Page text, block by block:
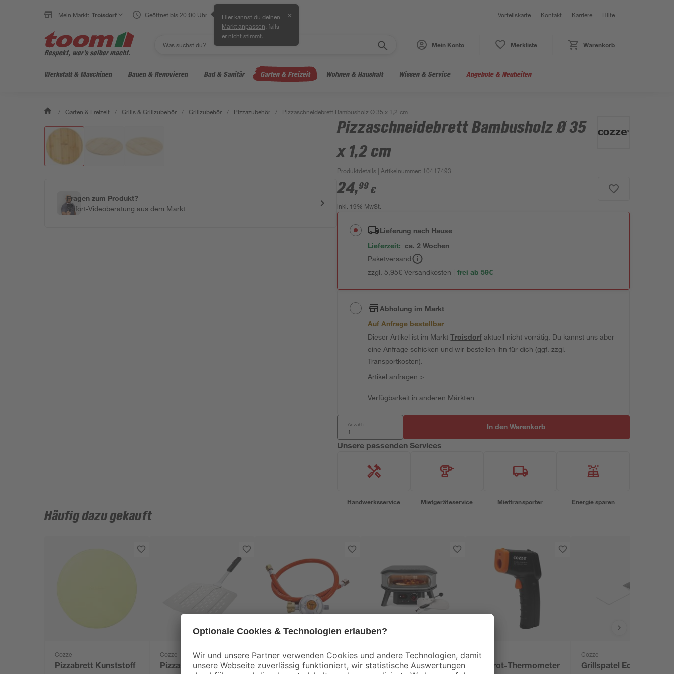
Mein Markt: Troisdorf Geöffnet bis 20:00 Uhr Hier kannst du deinen
Markt anpassen , falls
er nicht stimmt.
✕ Vorteilskarte Kontakt Karriere Hilfe
Mein Konto Merkliste Warenkorb
Werkstatt & Maschinen Bauen & Renovieren Bad & Sanitär Garten & Freizeit Wohnen & Haushalt Wissen & Service Angebote & Neuheiten
/ Garten & Freizeit / Grills & Grillzubehör / Grillzubehör / Pizzazubehör / Pizzaschneidebrett Bambusholz Ø 35 x 1,2 cm
Fragen zum Produkt?
Sofort-Videoberatung aus dem Markt
Pizzaschneidebrett Bambusholz Ø 35
x 1,2 cm
Produktdetails | Artikelnummer: 10417493
24,99 €
inkl. 19% MwSt.
Lieferung nach Hause
Lieferzeit: ca. 2 Wochen
Paketversand
zzgl. 5,95€ Versandkosten | frei ab 59€
Abholung im Markt
Auf Anfrage bestellbar
Dieser Artikel ist im MarktTroisdorfaktuell nicht vorrätig. Du kannst uns aber
eine Anfrage schicken und wir bestellen ihn für dich (ggf. zzgl.
Transportkosten).
Artikel anfragen >
Verfügbarkeit in anderen Märkten
Anzahl: In den Warenkorb
Unsere passenden Services
Handwerksservice Mietgeräteservice Miettransporter Energie sparen
Häufig dazu gekauft
Cozze
Pizzabrett Kunststoff
Cozze
Pizzaspachtel
Cozze
Reglerset 2-teilig
Cozze
Pizzaofen '13"
Cozze
Infrarot-Thermometer
Cozze
Grillspatel Edelstahl